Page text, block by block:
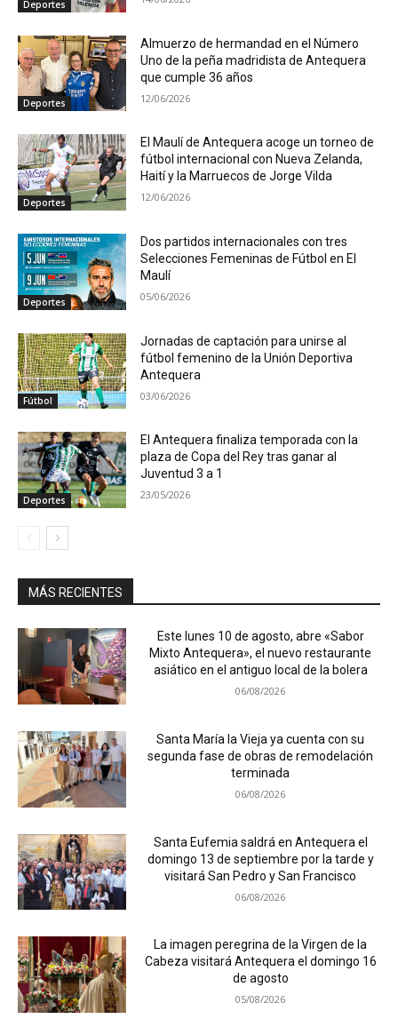
Deportes
Deportes
Almuerzo de hermandad en el Número
Uno de la peña madridista de Antequera
que cumple 36 años
12/06/2026
Deportes
El Maulí de Antequera acoge un torneo de
fútbol internacional con Nueva Zelanda,
Haití y la Marruecos de Jorge Vilda
12/06/2026
Deportes
Dos partidos internacionales con tres
Selecciones Femeninas de Fútbol en El
Maulí
05/06/2026
Fútbol
Jornadas de captación para unirse al
fútbol femenino de la Unión Deportiva
Antequera
03/06/2026
Deportes
El Antequera finaliza temporada con la
plaza de Copa del Rey tras ganar al
Juventud 3 a 1
23/05/2026
MÁS RECIENTES
Este lunes 10 de agosto, abre «Sabor
Mixto Antequera», el nuevo restaurante
asiático en el antiguo local de la bolera
06/08/2026
Santa María la Vieja ya cuenta con su
segunda fase de obras de remodelación
terminada
06/08/2026
Santa Eufemia saldrá en Antequera el
domingo 13 de septiembre por la tarde y
visitará San Pedro y San Francisco
06/08/2026
La imagen peregrina de la Virgen de la
Cabeza visitará Antequera el domingo 16
de agosto
05/08/2026